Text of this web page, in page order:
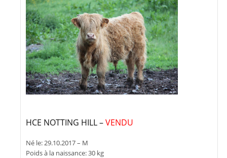
HCE NOTTING HILL –VENDU
Né le: 29.10.2017 – M
Poids à la naissance: 30 kg